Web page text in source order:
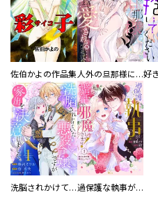
佐伯かよの作品集 人外の旦那様に娶られ毎晩ナカまで愛される…。アンソロジー
洗脳されかけていた悪役令嬢ですが家出を決意しました。【電子単行本版／特典おまけ付き】 過保護な執事が私の婚活を邪魔してきます！ 分冊版